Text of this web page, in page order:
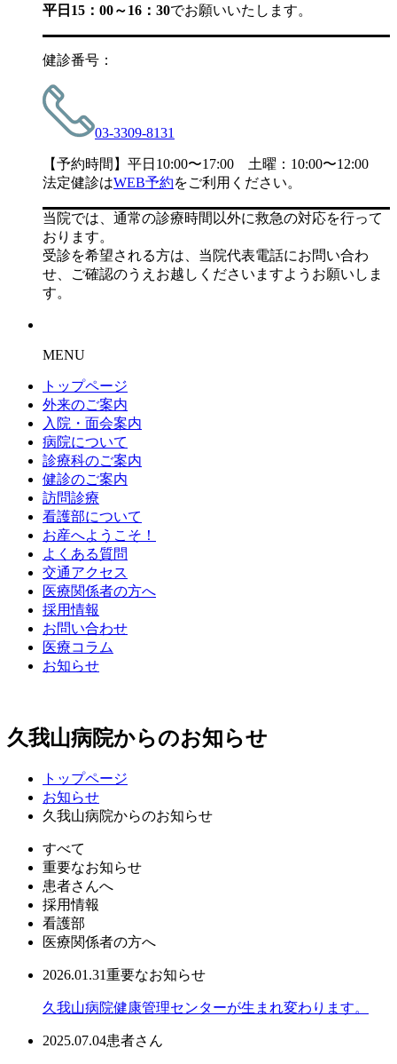
平日15：00～16：30でお願いいたします。
健診番号：
03-3309-8131
【予約時間】平日10:00〜17:00 土曜：10:00〜12:00
法定健診はWEB予約をご利用ください。
当院では、通常の診療時間以外に救急の対応を行って
おります。
受診を希望される方は、当院代表電話にお問い合わ
せ、ご確認のうえお越しくださいますようお願いしま
す。
MENU
トップページ
外来のご案内
入院・面会案内
病院について
診療科のご案内
健診のご案内
訪問診療
看護部について
お産へようこそ！
よくある質問
交通アクセス
医療関係者の方へ
採用情報
お問い合わせ
医療コラム
お知らせ
久我山病院からのお知らせ
トップページ
お知らせ
久我山病院からのお知らせ
すべて
重要なお知らせ
患者さんへ
採用情報
看護部
医療関係者の方へ
2026.01.31重要なお知らせ
久我山病院健康管理センターが生まれ変わります。
2025.07.04患者さん